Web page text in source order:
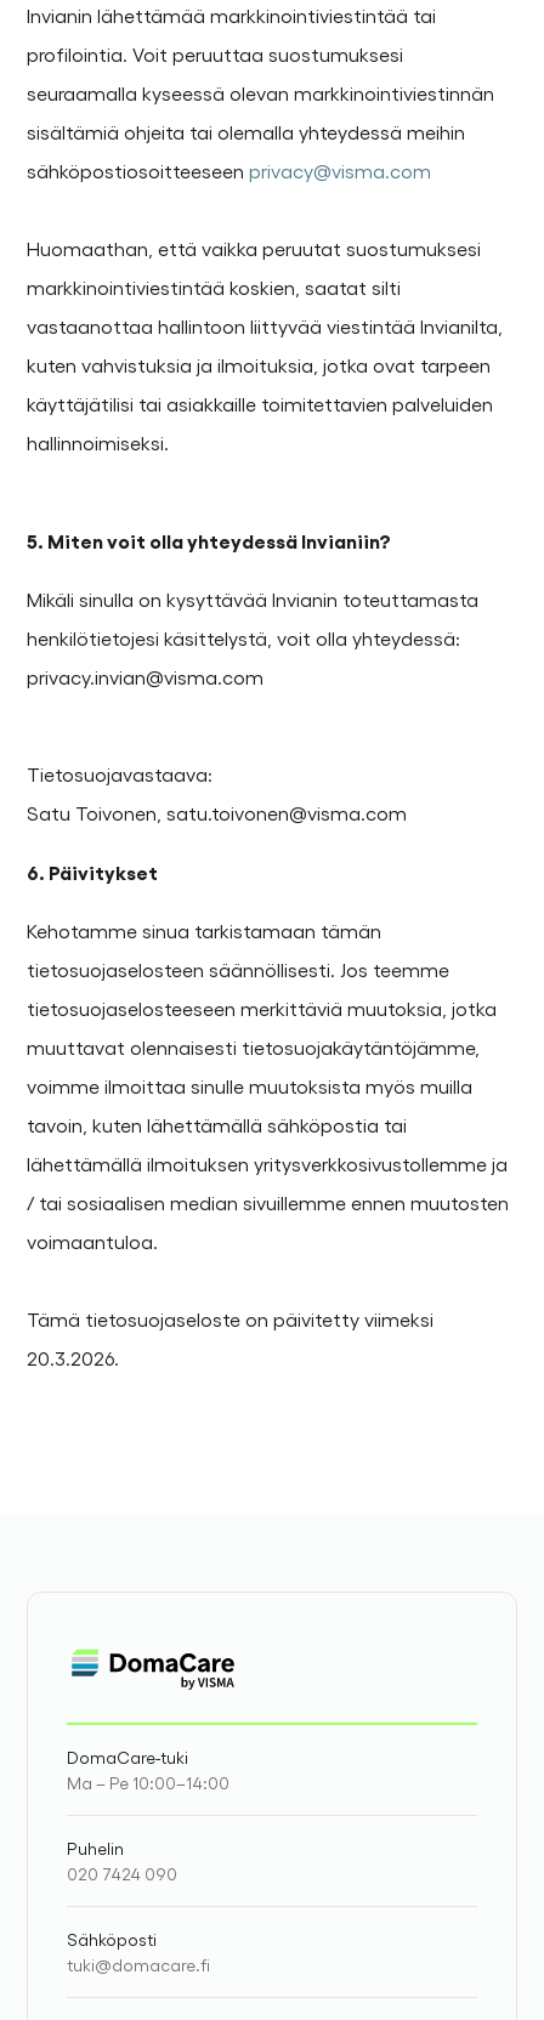
Invianin lähettämää markkinointiviestintää tai
profilointia. Voit peruuttaa suostumuksesi
seuraamalla kyseessä olevan markkinointiviestinnän
sisältämiä ohjeita tai olemalla yhteydessä meihin
sähköpostiosoitteeseenprivacy@visma.com
Huomaathan, että vaikka peruutat suostumuksesi
markkinointiviestintää koskien, saatat silti
vastaanottaa hallintoon liittyvää viestintää Invianilta,
kuten vahvistuksia ja ilmoituksia, jotka ovat tarpeen
käyttäjätilisi tai asiakkaille toimitettavien palveluiden
hallinnoimiseksi.
5. Miten voit olla yhteydessä Invianiin?
Mikäli sinulla on kysyttävää Invianin toteuttamasta
henkilötietojesi käsittelystä, voit olla yhteydessä:
privacy.invian@visma.com
Tietosuojavastaava:
Satu Toivonen, satu.toivonen@visma.com
6. Päivitykset
Kehotamme sinua tarkistamaan tämän
tietosuojaselosteen säännöllisesti. Jos teemme
tietosuojaselosteeseen merkittäviä muutoksia, jotka
muuttavat olennaisesti tietosuojakäytäntöjämme,
voimme ilmoittaa sinulle muutoksista myös muilla
tavoin, kuten lähettämällä sähköpostia tai
lähettämällä ilmoituksen yritysverkkosivustollemme ja
/ tai sosiaalisen median sivuillemme ennen muutosten
voimaantuloa.
Tämä tietosuojaseloste on päivitetty viimeksi
20.3.2026.
DomaCare-tuki
Ma – Pe 10:00–14:00
Puhelin
020 7424 090
Sähköposti
tuki@domacare.fi